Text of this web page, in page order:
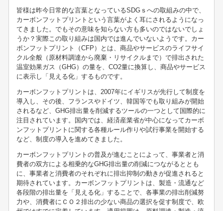
皆様は昨今日常的な言葉となっているSDGｓへの取組みの中で、
カーボンフットプリントという言葉がよく耳にされるようになっ
てきました。でもその意味を知らない方も多いのではないでしょ
うか？実際この取り組みは国内では進んでいないようです。カー
ボンフットプリント（CFP）とは、商品やサービスのライフサイ
クル全般（原材料調達から廃棄・リサイクルまで）で排出された
温室効果ガス（GHG）の量を、CO2量に換算し、商品やサービス
に表示し「見える化」するものです。
カーボンフットプリントは、2007年にイギリスが先行して制度を
導入し、その後、フランスやドイツ、韓国等でも取り組みが開始
されるなど、GHG排出量を削減するツールの一つとして国際的に
注目されています。国内では、経済産業省が中心になってカーボ
ンフットプリントに関する各種ルール作りや試行事業を開始する
など、制度の導入を進めてきました。
カーボンフットプリントの普及が進むことによって、事業者と消
費者の双方による相乗的なGHG排出量の削減につながるととも
に、事業者と消費者のそれぞれに排出抑制の動きが促進されると
期待されています。カーボンフットプリントは、製造・流通など
各段階の排出量を「見える化」することで、各事業の排出削減努
力や、消費者にＣＯ２排出の少ない商品の選択を促す制度で、欧